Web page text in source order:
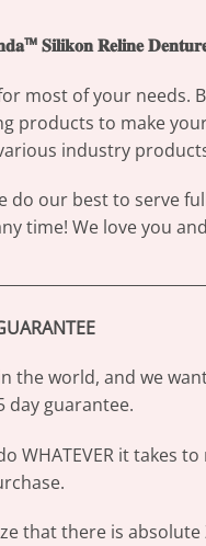
𝐒𝐢𝐥𝐢𝐤𝐨𝐧 𝐑𝐞𝐥𝐢𝐧𝐞
most of your needs.
products to make
industry
our best to serve
time! We love you
world, and we
day guarantee.
WHATEVER it takes
that there is